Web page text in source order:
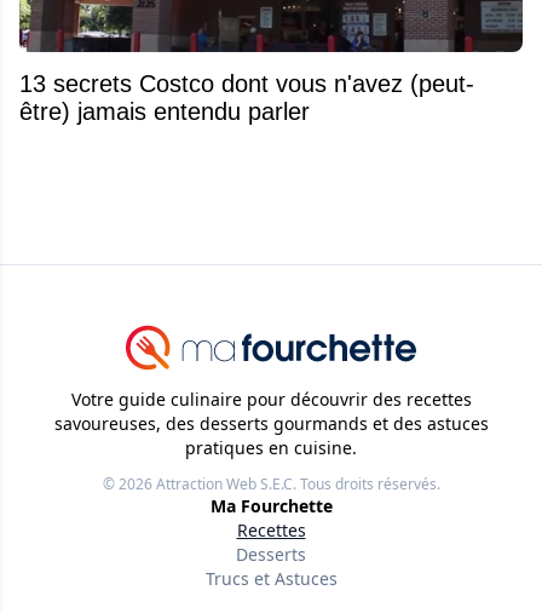
13 secrets Costco dont vous n'avez (peut-
être) jamais entendu parler
Votre guide culinaire pour découvrir des recettes
savoureuses, des desserts gourmands et des astuces
pratiques en cuisine.
© 2026Attraction Web S.E.C.Tous droits réservés.
Ma Fourchette
Recettes
Desserts
Trucs et Astuces